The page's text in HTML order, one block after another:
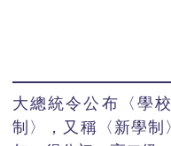
大總統令公布〈學
制〉，又稱〈新學